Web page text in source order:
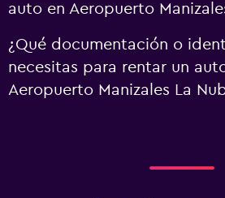
auto en Aeropuerto
¿Qué documentación o
necesitas para rentar un
Aeropuerto Manizales La